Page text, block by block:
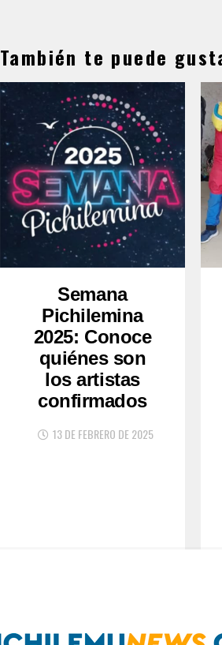
También te puede
Semana
Pichilemina
2025: Conoce
quiénes son
los artistas
confirmados
13 DE FEBRERO DE 2025